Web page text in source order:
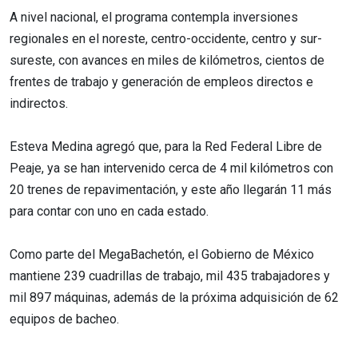
A nivel nacional, el programa contempla inversiones
regionales en el noreste, centro-occidente, centro y sur-
sureste, con avances en miles de kilómetros, cientos de
frentes de trabajo y generación de empleos directos e
indirectos.
Esteva Medina agregó que, para la Red Federal Libre de
Peaje, ya se han intervenido cerca de 4 mil kilómetros con
20 trenes de repavimentación, y este año llegarán 11 más
para contar con uno en cada estado.
Como parte del MegaBachetón, el Gobierno de México
mantiene 239 cuadrillas de trabajo, mil 435 trabajadores y
mil 897 máquinas, además de la próxima adquisición de 62
equipos de bacheo.